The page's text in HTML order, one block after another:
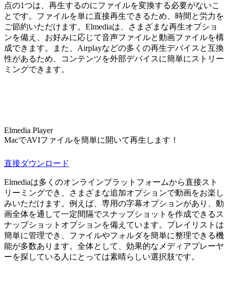
点の1つは、再生するのにファイルを変換する必要がないこ
とです。ファイルを単に直接再生できるため、時間と労力を
ご節約いただけます。Elmediaは、さまざまな再生オプショ
ンを備え、お好みに応じて音声ファイルと動画ファイルを構
成できます。また、Airplayなどの多くの再生デバイスと互換
性があるため、コンテンツを外部デバイスに簡単にストリー
ミングできます。
Elmedia Player
MacでAVIファイルを簡単に開いて再生します！
直接ダウンロード
Elmediaは多くのオンラインプラットフォームから直接スト
リーミングでき、さまざまな追加オプションで動画をお楽し
みいただけます。例えば、専用の字幕オプションがあり、動
画全体を通して一定間隔でスナップショットを作成できるス
ナップショットオプションを備えています。プレイリストは
簡単に管理でき、ファイルやフォルダを簡単に整理できる機
能が多数あります。全体として、効果的なメディアプレーヤ
ーを探している人にとっては素晴らしい選択肢です。